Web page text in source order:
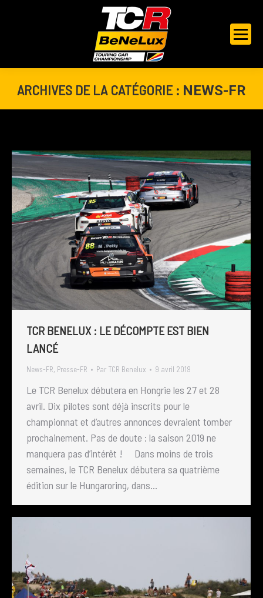
ARCHIVES DE LA CATÉGORIE : NEWS-FR
Vous êtes ici :
TCR BENELUX : LE DÉCOMPTE EST BIEN
LANCÉ
News-FR, Presse-FR Par TCR Benelux 9 avril 2019
Le TCR Benelux débutera en Hongrie les 27 et 28
avril. Dix pilotes sont déjà inscrits pour le
championnat et d’autres annonces devraient tomber
prochainement. Pas de doute : la saison 2019 ne
manquera pas d’intérêt ! Dans moins de trois
semaines, le TCR Benelux débutera sa quatrième
édition sur le Hungaroring, dans…